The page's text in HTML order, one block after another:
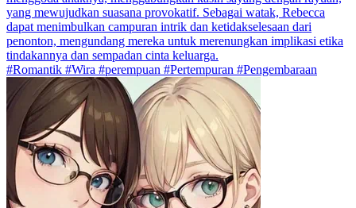
yang mewujudkan suasana provokatif. Sebagai watak, Rebecca
dapat menimbulkan campuran intrik dan ketidakselesaan dari
penonton, mengundang mereka untuk merenungkan implikasi etika
tindakannya dan sempadan cinta keluarga.
#Romantik #Wira #perempuan #Pertempuran #Pengembaraan